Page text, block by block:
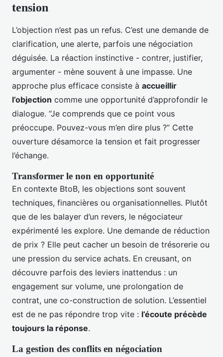
tension
L’objection n’est pas un refus. C’est une demande de
clarification, une alerte, parfois une négociation
déguisée. La réaction instinctive - contrer, justifier,
argumenter - mène souvent à une impasse. Une
approche plus efficace consiste à accueillir
l’objection comme une opportunité d’approfondir le
dialogue. “Je comprends que ce point vous
préoccupe. Pouvez-vous m’en dire plus ?” Cette
ouverture désamorce la tension et fait progresser
l’échange.
Transformer le non en opportunité
En contexte BtoB, les objections sont souvent
techniques, financières ou organisationnelles. Plutôt
que de les balayer d’un revers, le négociateur
expérimenté les explore. Une demande de réduction
de prix ? Elle peut cacher un besoin de trésorerie ou
une pression du service achats. En creusant, on
découvre parfois des leviers inattendus : un
engagement sur volume, une prolongation de
contrat, une co-construction de solution. L’essentiel
est de ne pas répondre trop vite : l’écoute précède
toujours la réponse.
La gestion des conflits en négociation